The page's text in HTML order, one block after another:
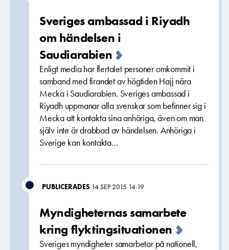
Sveriges ambassad i Riyadh
om händelsen i
Saudiarabien
Enligt media har flertalet personer omkommit i
samband med firandet av högtiden Hajj nära
Mecka i Saudiarabien. Sveriges ambassad i
Riyadh uppmanar alla svenskar som befinner sig i
Mecka att kontakta sina anhöriga, även om man
själv inte är drabbad av händelsen. Anhöriga i
Sverige kan kontakta…
PUBLICERADES 14 SEP 2015 14:19
Myndigheternas samarbete
kring flyktingsituationen
Sveriges myndigheter samarbetar på nationell,